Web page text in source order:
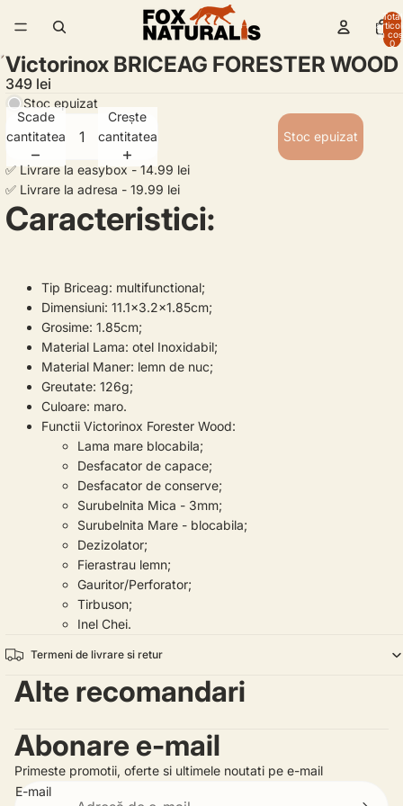
Total
în
0
Victorinox BRICEAG FORESTER WOOD
349 lei
Stoc epuizat
Scade
cantitatea
Crește
cantitatea
Stoc epuizat
✅ Livrare la easybox - 14.99 lei
✅ Livrare la adresa - 19.99 lei
Caracteristici:
Tip Briceag: multifunctional;
Dimensiuni: 11.1x3.2x1.85cm;
Grosime: 1.85cm;
Material Lama: otel Inoxidabil;
Material Maner: lemn de nuc;
Greutate: 126g;
Culoare: maro.
Functii Victorinox Forester Wood:
Lama mare blocabila;
Desfacator de capace;
Desfacator de conserve;
Surubelnita Mica - 3mm;
Surubelnita Mare - blocabila;
Dezizolator;
Fierastrau lemn;
Gauritor/Perforator;
Tirbuson;
Inel Chei.
Termeni de livrare si retur
Alte recomandari
Abonare e-mail
Primeste promotii, oferte si ultimele noutati pe e-mail
E-mail